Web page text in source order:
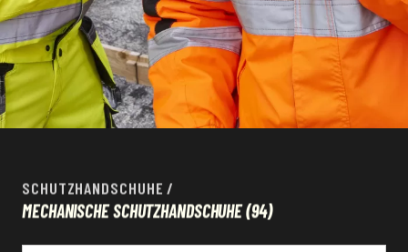
SCHUTZHANDSCHUHE /
MECHANISCHE SCHUTZHANDSCHUHE(94)